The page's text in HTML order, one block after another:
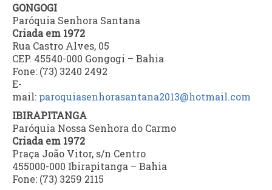
GONGOGI
Paróquia Senhora Santana
Criada em 1972
Rua Castro Alves, 05
CEP. 45540-000 Gongogi – Bahia
Fone: (73) 3240 2492
E-
mail: paroquiasenhorasantana2013@hotmail.com
IBIRAPITANGA
Paróquia Nossa Senhora do Carmo
Criada em 1972
Praça João Vitor, s/n Centro
455000-000 Ibirapitanga – Bahia
Fone: (73) 3259 2115